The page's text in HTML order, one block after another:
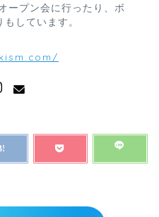
ープン会に行ったり、ボ
しています。